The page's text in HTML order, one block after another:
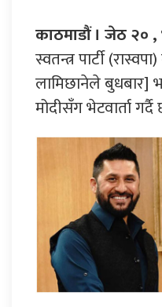
काठमाडौं । जेठ २० ,
स्वतन्त्र पार्टी
लामिछानेले बुधबार]
मोदीसँग भेटवार्ता